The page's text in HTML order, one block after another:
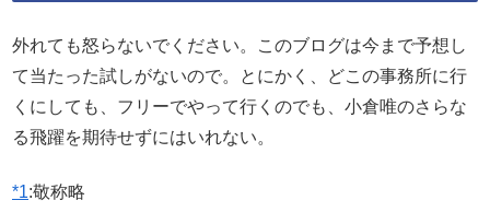
外れても怒らないでください。このブログは今まで予想し
て当たった試しがないので。とにかく、どこの事務所に行
くにしても、フリーでやって行くのでも、小倉唯のさらな
る飛躍を期待せずにはいれない。
*1:敬称略